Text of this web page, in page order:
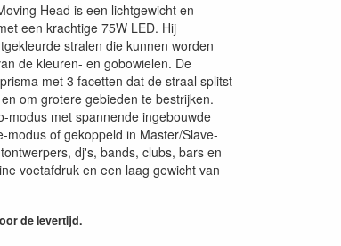
Head is een lichtgewicht en
een krachtige 75W LED. Hij
stralen die kunnen worden
de kleuren- en gobowielen. De
met 3 facetten dat de straal splitst
om grotere gebieden te bestrijken.
modus met spannende ingebouwde
modus of gekoppeld in Master/Slave-
dj's, bands, clubs, bars en
voetafdruk en een laag gewicht van
de levertijd.